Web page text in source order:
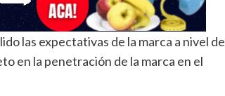
las expectativas de la marca a nivel de
en la penetración de la marca en el